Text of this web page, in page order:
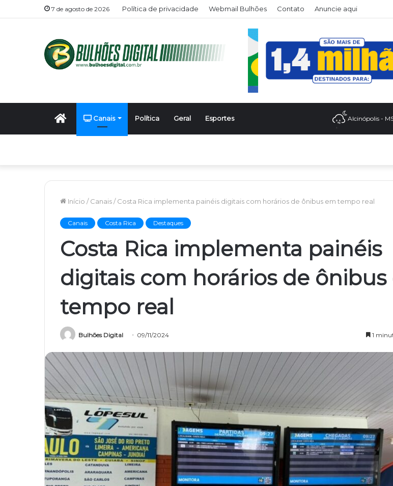
7 de agosto de 2026 Política de privacidade Webmail Bulhões Contato Anuncie aqui
Início Canais Política Geral Esportes Alcinópolis -
Início / Canais/ Costa Rica implementa painéis digitais com horários de ônibus em tempo real
Canais Costa Rica Destaques
Costa Rica implementa painéis
digitais com horários de ônibus
tempo real
Bulhões Digital 09/11/2024 1